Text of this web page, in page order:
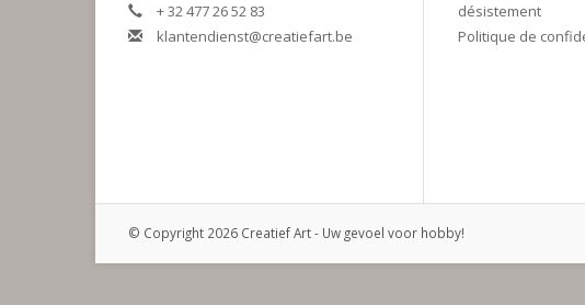
+ 32 477 26 52 83
klantendienst@creatiefart.be
désistement
Politique de
© Copyright 2026 Creatief Art - Uw gevoel voor hobby!